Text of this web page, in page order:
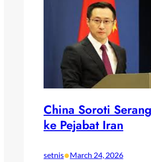
China Soroti
ke Pejabat Iran
setnis•March 24, 2026